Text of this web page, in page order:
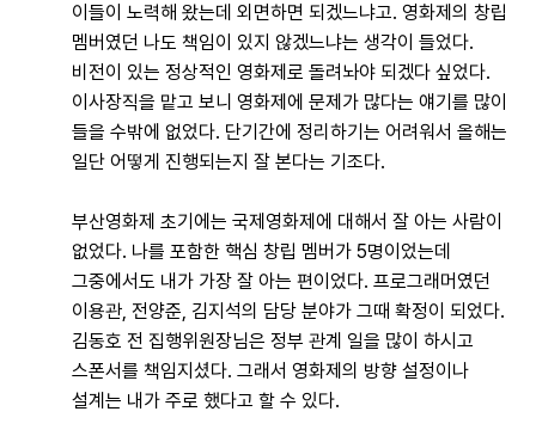
이들이 노력해 왔는데 외면하면 되겠느냐고. 영화제의 창립
멤버였던 나도 책임이 있지 않겠느냐는 생각이 들었다.
비전이 있는 정상적인 영화제로 돌려놔야 되겠다 싶었다.
이사장직을 맡고 보니 영화제에 문제가 많다는 얘기를 많이
들을 수밖에 없었다. 단기간에 정리하기는 어려워서 올해는
일단 어떻게 진행되는지 잘 본다는 기조다.
부산영화제 초기에는 국제영화제에 대해서 잘 아는 사람이
없었다. 나를 포함한 핵심 창립 멤버가 5명이었는데
그중에서도 내가 가장 잘 아는 편이었다. 프로그래머였던
이용관, 전양준, 김지석의 담당 분야가 그때 확정이 되었다.
김동호 전 집행위원장님은 정부 관계 일을 많이 하시고
스폰서를 책임지셨다. 그래서 영화제의 방향 설정이나
설계는 내가 주로 했다고 할 수 있다.